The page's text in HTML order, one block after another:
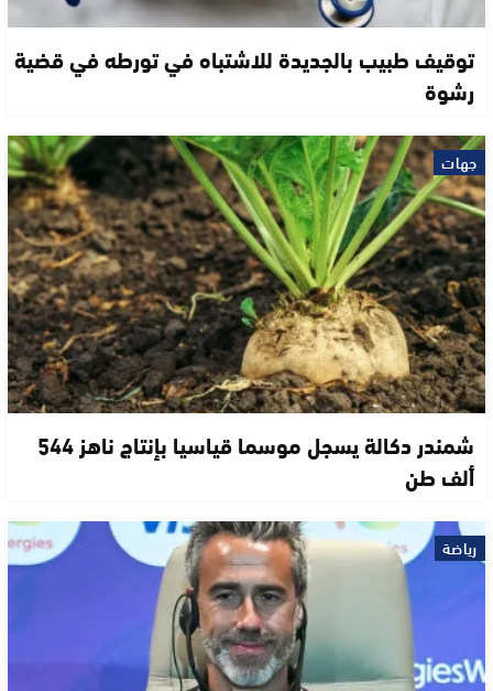
توقيف طبيب بالجديدة للاشتباه في تورطه في قضية
رشوة
جهات
شمندر دكالة يسجل موسما قياسيا بإنتاج ناهز 544
ألف طن
رياضة